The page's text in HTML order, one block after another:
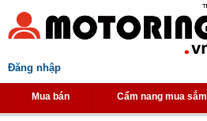
Đăng nhập
Mua bán Cẩm nang mua sắm